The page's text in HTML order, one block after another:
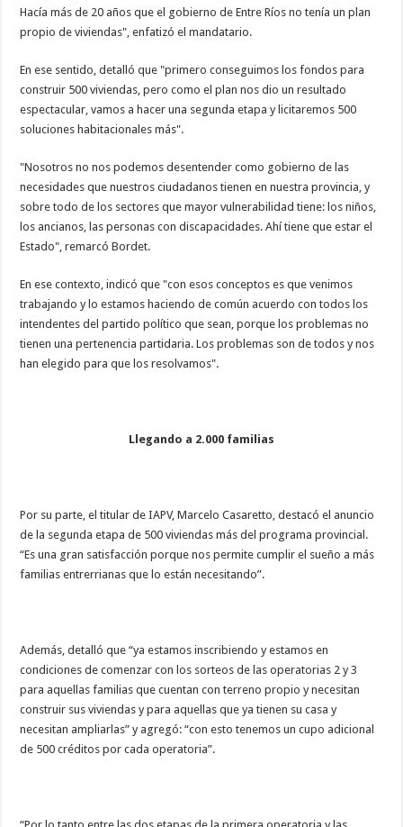
Hacía más de 20 años que el gobierno de Entre Ríos no tenía un plan
propio de viviendas", enfatizó el mandatario.
En ese sentido, detalló que "primero conseguimos los fondos para
construir 500 viviendas, pero como el plan nos dio un resultado
espectacular, vamos a hacer una segunda etapa y licitaremos 500
soluciones habitacionales más".
"Nosotros no nos podemos desentender como gobierno de las
necesidades que nuestros ciudadanos tienen en nuestra provincia, y
sobre todo de los sectores que mayor vulnerabilidad tiene: los niños,
los ancianos, las personas con discapacidades. Ahí tiene que estar el
Estado", remarcó Bordet.
En ese contexto, indicó que "con esos conceptos es que venimos
trabajando y lo estamos haciendo de común acuerdo con todos los
intendentes del partido político que sean, porque los problemas no
tienen una pertenencia partidaria. Los problemas son de todos y nos
han elegido para que los resolvamos".
Llegando a 2.000 familias
Por su parte, el titular de IAPV, Marcelo Casaretto, destacó el anuncio
de la segunda etapa de 500 viviendas más del programa provincial.
“Es una gran satisfacción porque nos permite cumplir el sueño a más
familias entrerrianas que lo están necesitando”.
Además, detalló que “ya estamos inscribiendo y estamos en
condiciones de comenzar con los sorteos de las operatorias 2 y 3
para aquellas familias que cuentan con terreno propio y necesitan
construir sus viviendas y para aquellas que ya tienen su casa y
necesitan ampliarlas” y agregó: “con esto tenemos un cupo adicional
de 500 créditos por cada operatoria”.